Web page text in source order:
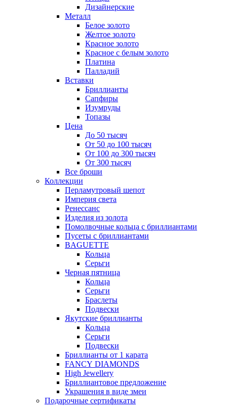
Дизайнерские
Металл
Белое золото
Желтое золото
Красное золото
Красное с белым золото
Платина
Палладий
Вставки
Бриллианты
Сапфиры
Изумруды
Топазы
Цена
До 50 тысяч
От 50 до 100 тысяч
От 100 до 300 тысяч
От 300 тысяч
Все броши
Коллекции
Перламутровый шепот
Империя света
Ренессанс
Изделия из золота
Помолвочные кольца с бриллиантами
Пусеты с бриллиантами
BAGUETTE
Кольца
Серьги
Черная пятница
Кольца
Серьги
Браслеты
Подвески
Якутские бриллианты
Кольца
Серьги
Подвески
Бриллианты от 1 карата
FANCY DIAMONDS
High Jewellery
Бриллиантовое предложение
Украшения в виде змеи
Подарочные сертификаты